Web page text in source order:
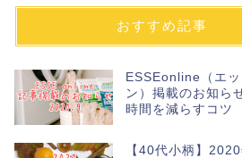
おすすめ記事
ESSEonline（エ
ン）掲載のお知ら
時間を減らすコツ
【40代小柄】